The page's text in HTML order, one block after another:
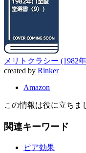
メリトクラシー (1982
created by Rinker
Amazon
この情報は役に立ちま
関連キーワード
ピア効果